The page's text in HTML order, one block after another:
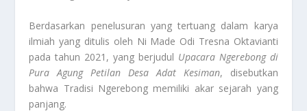
Berdasarkan penelusuran yang tertuang dalam karya
ilmiah yang ditulis oleh Ni Made Odi Tresna Oktavianti
pada tahun 2021, yang berjudul Upacara Ngerebong di
Pura Agung Petilan Desa Adat Kesiman, disebutkan
bahwa Tradisi Ngerebong memiliki akar sejarah yang
panjang.